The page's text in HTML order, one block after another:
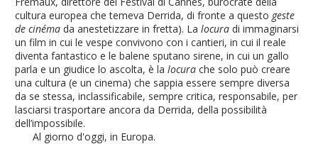
cultura europea che temeva Derrida, di fronte a questo geste
de cinéma da anestetizzare in fretta). Lalocura di immaginarsi
un film in cui le vespe convivono con i cantieri, in cui il reale
diventa fantastico e le balene sputano sirene, in cui un gallo
parla e un giudice lo ascolta, è lalocura che solo può creare
una cultura (e un cinema) che sappia essere sempre diversa
da se stessa, inclassificabile, sempre critica, responsabile, per
lasciarsi trasportare ancora da Derrida, della possibilità
dell’impossibile.
Al giorno d'oggi, in Europa.